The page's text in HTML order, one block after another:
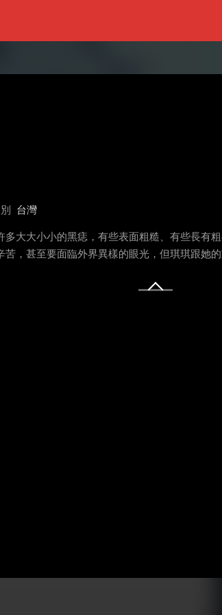
台灣
大大小小的黑痣，有些表面粗糙、有些長有
，甚至要面臨外界異樣的眼光，但琪琪跟她